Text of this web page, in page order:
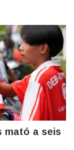
mató a seis